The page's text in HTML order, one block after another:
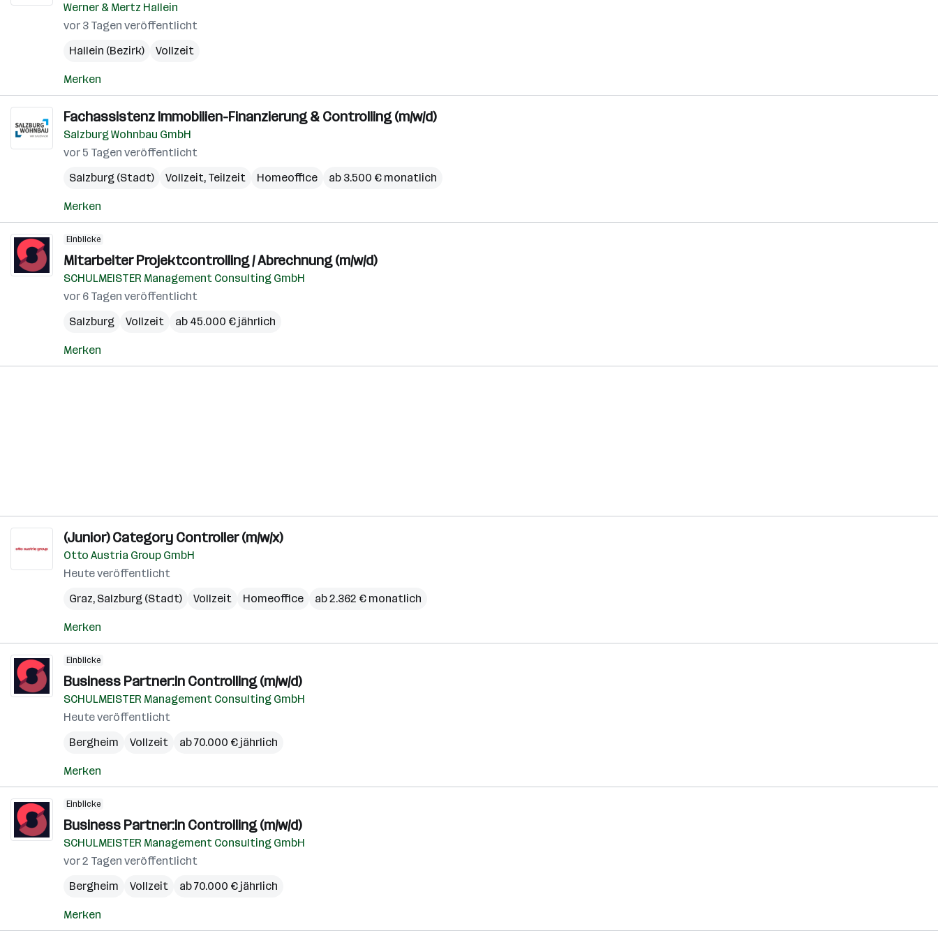
Werner & Mertz Hallein
vor 3 Tagen veröffentlicht
Hallein (Bezirk)
Vollzeit
Merken
Fachassistenz Immobilien-Finanzierung & Controlling (m/w/d)
Salzburg Wohnbau GmbH
vor 5 Tagen veröffentlicht
Salzburg (Stadt)
Vollzeit, Teilzeit Homeoffice ab 3.500 € monatlich
Merken
Einblicke
Mitarbeiter Projektcontrolling / Abrechnung (m/w/d)
SCHULMEISTER Management Consulting GmbH
vor 6 Tagen veröffentlicht
Salzburg
Vollzeit ab 45.000 € jährlich
Merken
(Junior) Category Controller (m/w/x)
Otto Austria Group GmbH
Heute veröffentlicht
Graz, Salzburg (Stadt) Vollzeit Homeoffice ab 2.362 € monatlich
Merken
Einblicke
Business Partner:in Controlling (m/w/d)
SCHULMEISTER Management Consulting GmbH
Heute veröffentlicht
Bergheim
Vollzeit ab 70.000 € jährlich
Merken
Einblicke
Business Partner:in Controlling (m/w/d)
SCHULMEISTER Management Consulting GmbH
vor 2 Tagen veröffentlicht
Bergheim
Vollzeit ab 70.000 € jährlich
Merken